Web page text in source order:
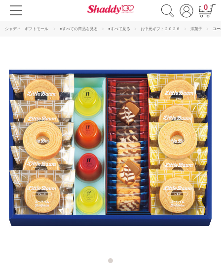
0
シャディ ギフトモール ●すべての商品を見る ●すべて見る お中元ギフト２０２６ 洋菓子 ユ